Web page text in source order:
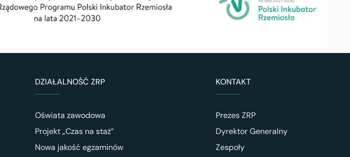
DZIAŁALNOŚĆ ZRP
Oświata zawodowa
Projekt „Czas na staż”
Nowa jakość egzaminów
KONTAKT
Prezes ZRP
Dyrektor Generalny
Zespoły